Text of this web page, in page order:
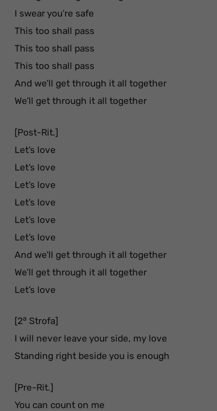
I swear you’re safe
This too shall pass
This too shall pass
This too shall pass
And we’ll get through it all together
We’ll get through it all together
[Post-Rit.]
Let’s love
Let’s love
Let’s love
Let’s love
Let’s love
Let’s love
And we’ll get through it all together
We’ll get through it all together
Let’s love
[2a Strofa]
I will never leave your side, my love
Standing right beside you is enough
[Pre-Rit.]
You can count on me